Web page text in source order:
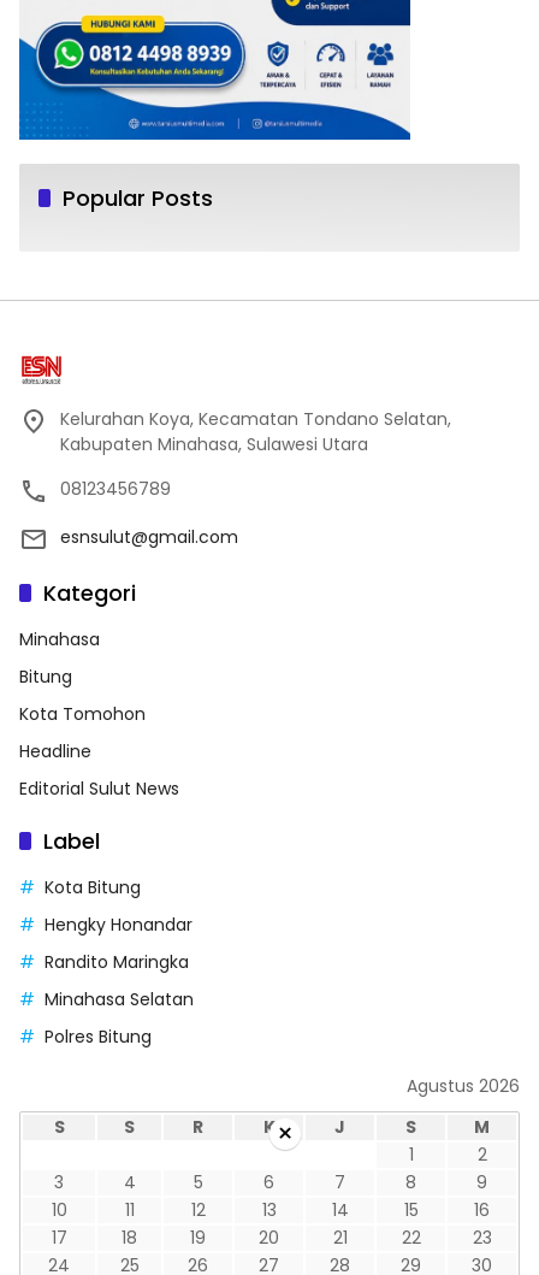
Popular Posts
Kelurahan Koya, Kecamatan Tondano Selatan,
Kabupaten Minahasa, Sulawesi Utara
08123456789
esnsulut@gmail.com
Kategori
Minahasa
Bitung
Kota Tomohon
Headline
Editorial Sulut News
Label
Kota Bitung
Hengky Honandar
Randito Maringka
Minahasa Selatan
Polres Bitung
Agustus 2026
S
S R K J S
M
1
2
3
4 5 6 7 8
9
10
11 12 13 14 15
16
17
18 19 20 21 22
23
24
25 26 27 28 29 30
×